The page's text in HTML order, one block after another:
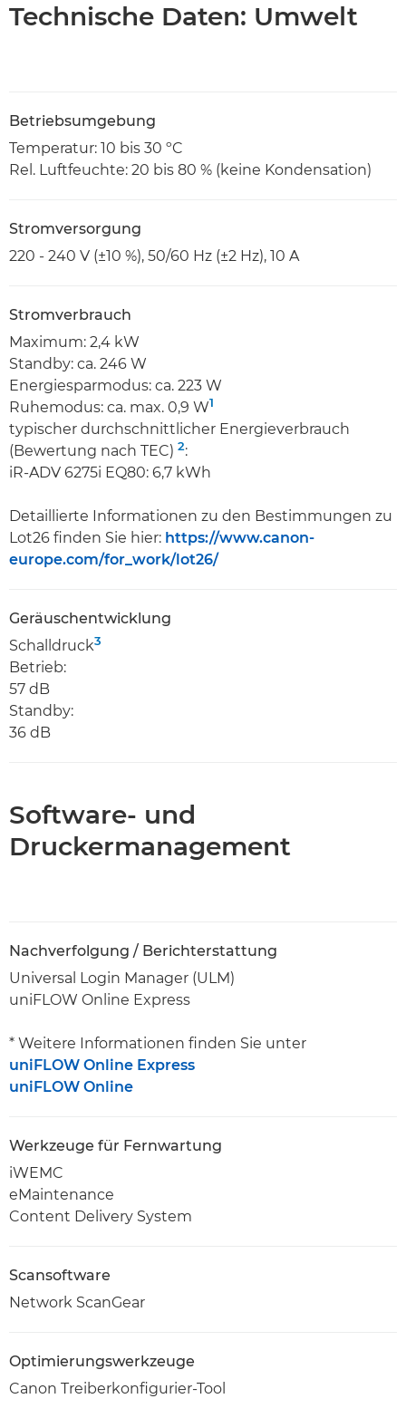
Technische Daten: Umwelt
Betriebsumgebung
Temperatur: 10 bis 30 ºC
Rel. Luftfeuchte: 20 bis 80 % (keine Kondensation)
Stromversorgung
220 - 240 V (±10 %), 50/60 Hz (±2 Hz), 10 A
Stromverbrauch
Maximum: 2,4 kW
Standby: ca. 246 W
Energiesparmodus: ca. 223 W
Ruhemodus: ca. max. 0,9 W1
typischer durchschnittlicher Energieverbrauch
(Bewertung nach TEC) 2:
iR-ADV 6275i EQ80: 6,7 kWh
Detaillierte Informationen zu den Bestimmungen zu
Lot26 finden Sie hier: https://www.canon-
europe.com/for_work/lot26/
Geräuschentwicklung
Schalldruck3
Betrieb:
57 dB
Standby:
36 dB
Software- und
Druckermanagement
Nachverfolgung / Berichterstattung
Universal Login Manager (ULM)
uniFLOW Online Express
* Weitere Informationen finden Sie unter
uniFLOW Online Express
uniFLOW Online
Werkzeuge für Fernwartung
iWEMC
eMaintenance
Content Delivery System
Scansoftware
Network ScanGear
Optimierungswerkzeuge
Canon Treiberkonfigurier-Tool